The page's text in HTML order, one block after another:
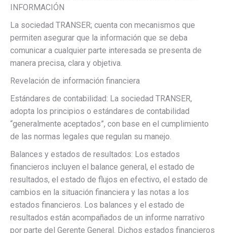
INFORMACIÓN
La sociedad TRANSER; cuenta con mecanismos que
permiten asegurar que la información que se deba
comunicar a cualquier parte interesada se presenta de
manera precisa, clara y objetiva.
Revelación de información financiera
Estándares de contabilidad: La sociedad TRANSER,
adopta los principios o estándares de contabilidad
“generalmente aceptados”, con base en el cumplimiento
de las normas legales que regulan su manejo.
Balances y estados de resultados: Los estados
financieros incluyen el balance general, el estado de
resultados, el estado de flujos en efectivo, el estado de
cambios en la situación financiera y las notas a los
estados financieros. Los balances y el estado de
resultados están acompañados de un informe narrativo
por parte del Gerente General. Dichos estados financieros